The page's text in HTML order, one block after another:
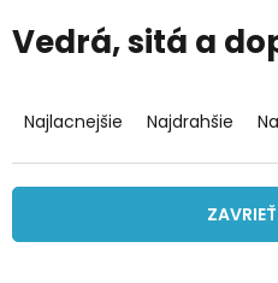
Vedrá, sitá a
a
e
n
e
Najlacnejšie Najdrahšie